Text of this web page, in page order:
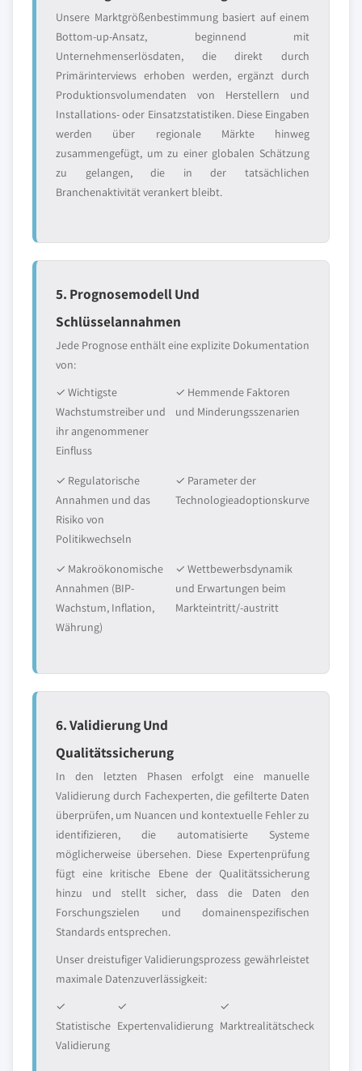
Unsere Marktgrößenbestimmung basiert auf einem
Bottom-up-Ansatz, beginnend mit
Unternehmenserlösdaten, die direkt durch
Primärinterviews erhoben werden, ergänzt durch
Produktionsvolumendaten von Herstellern und
Installations- oder Einsatzstatistiken. Diese Eingaben
werden über regionale Märkte hinweg
zusammengefügt, um zu einer globalen Schätzung
zu gelangen, die in der tatsächlichen
Branchenaktivität verankert bleibt.
5. Prognosemodell Und
Schlüsselannahmen
Jede Prognose enthält eine explizite Dokumentation
von:
✓ Wichtigste
Wachstumstreiber und
ihr angenommener
Einfluss
✓ Hemmende Faktoren
und Minderungsszenarien
✓ Regulatorische
Annahmen und das
Risiko von
Politikwechseln
✓ Parameter der
Technologieadoptionskurve
✓ Makroökonomische
Annahmen (BIP-
Wachstum, Inflation,
Währung)
✓ Wettbewerbsdynamik
und Erwartungen beim
Markteintritt/-austritt
6. Validierung Und
Qualitätssicherung
In den letzten Phasen erfolgt eine manuelle
Validierung durch Fachexperten, die gefilterte Daten
überprüfen, um Nuancen und kontextuelle Fehler zu
identifizieren, die automatisierte Systeme
möglicherweise übersehen. Diese Expertenprüfung
fügt eine kritische Ebene der Qualitätssicherung
hinzu und stellt sicher, dass die Daten den
Forschungszielen und domainenspezifischen
Standards entsprechen.
Unser dreistufiger Validierungsprozess gewährleistet
maximale Datenzuverlässigkeit:
✓
Statistische
Validierung
✓
Expertenvalidierung
✓
Marktrealitätscheck